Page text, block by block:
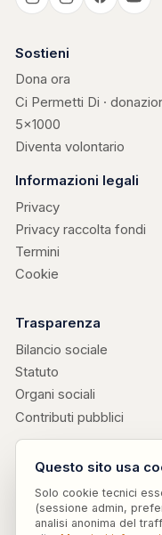
Casa Kerigma
Sostieni
Dona ora
Ci Permetti Di ·
5×1000
Diventa volontario
Informazioni legali
Privacy
Privacy raccolta fondi
Termini
Cookie
Trasparenza
Bilancio sociale
Statuto
Organi sociali
Contributi pubblici
Edizioni Attendiamoci
· libri di don Valerio
Parole Sensate
· vocabolario etico
↗
Risorse e procedure
Questo sito usa
Solo cookie tecnici
(sessione admin,
analisi anonima del